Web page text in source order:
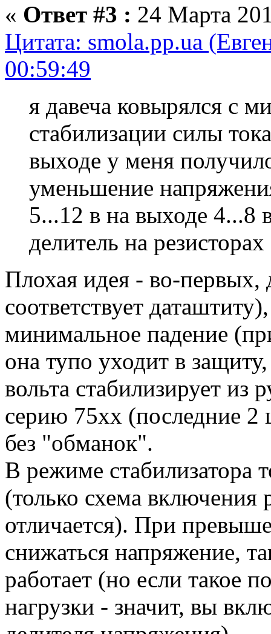
« Ответ #3 : 24 Марта
Цитата: smola.pp.ua
00:59:49
я давеча ковырялся с
стабилизации силы
выходе у меня
уменьшение
5...12 в на выходе 4...8
делитель на резисторах
Плохая идея - во-первых,
соответствует
минимальное падение
она тупо уходит в
вольта стабилизирует из
серию 75xx (последние
без "обманок".
В режиме стабилизатора
(только схема включения
отличается). При
снижаться напряжение,
работает (но если такое
нагрузки - значит, вы